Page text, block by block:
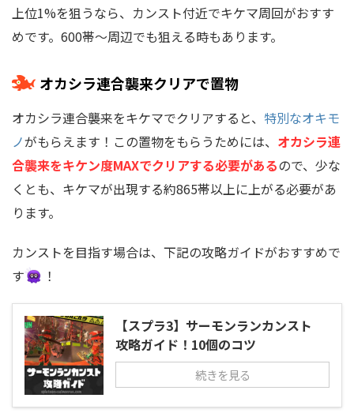
上位1%を狙うなら、カンスト付近でキケマ周回がおすす
めです。600帯～周辺でも狙える時もあります。
オカシラ連合襲来クリアで置物
オカシラ連合襲来をキケマでクリアすると、 特別なオキモ
ノがもらえます！この置物をもらうためには、 オカシラ連
合襲来をキケン度MAXでクリアする必要があるので、少な
くとも、キケマが出現する約865帯以上に上がる必要があ
ります。
カンストを目指す場合は、下記の攻略ガイドがおすすめで
す
！
【スプラ3】サーモンランカンスト
攻略ガイド！10個のコツ
続きを見る